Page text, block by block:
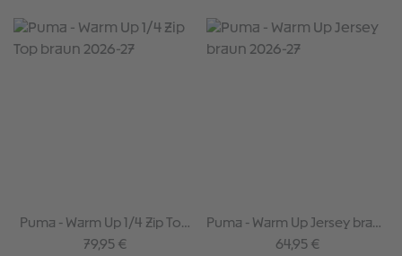
Puma - Warm Up 1/4 Zip Top
braun 2026-27
Regulärer Preis:
79,95 €
Puma - Warm Up Jersey braun
2026-27
Regulärer Preis:
64,95 €